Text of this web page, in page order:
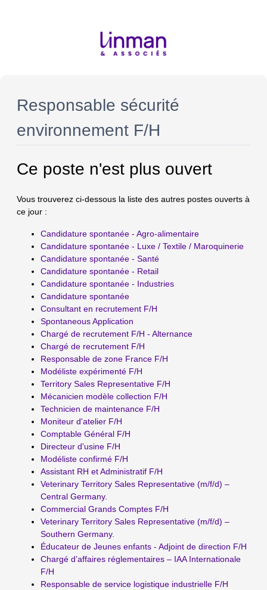
Responsable sécurité
environnement F/H
Ce poste n'est plus ouvert
Vous trouverez ci-dessous la liste des autres postes ouverts à
ce jour :
Candidature spontanée - Agro-alimentaire
Candidature spontanée - Luxe / Textile / Maroquinerie
Candidature spontanée - Santé
Candidature spontanée - Retail
Candidature spontanée - Industries
Candidature spontanée
Consultant en recrutement F/H
Spontaneous Application
Chargé de recrutement F/H - Alternance
Chargé de recrutement F/H
Responsable de zone France F/H
Modéliste expérimenté F/H
Territory Sales Representative F/H
Mécanicien modèle collection F/H
Technicien de maintenance F/H
Moniteur d'atelier F/H
Comptable Général F/H
Directeur d'usine F/H
Modéliste confirmé F/H
Assistant RH et Administratif F/H
Veterinary Territory Sales Representative (m/f/d) –
Central Germany.
Commercial Grands Comptes F/H
Veterinary Territory Sales Representative (m/f/d) –
Southern Germany.
Éducateur de Jeunes enfants - Adjoint de direction F/H
Chargé d’affaires réglementaires – IAA Internationale
F/H
Responsable de service logistique industrielle F/H